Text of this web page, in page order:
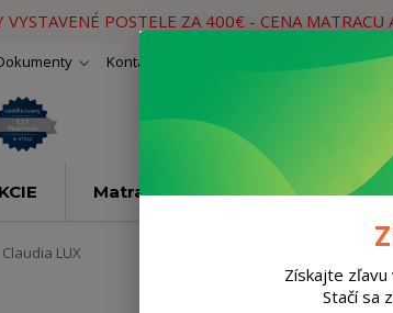
VYSTAVENÉ POSTELE ZA 400€ - CENA
Kontakty
Matrace Rošty
Claudia LUX
Získajte zľavu
Stačí sa